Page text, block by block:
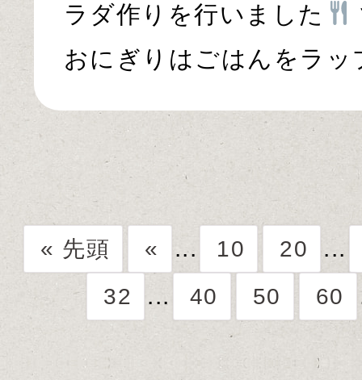
ラダ作りを行いました
おにぎりはごはんをラ
« 先頭 « ... 10 20 ...
32 ... 40 50 60